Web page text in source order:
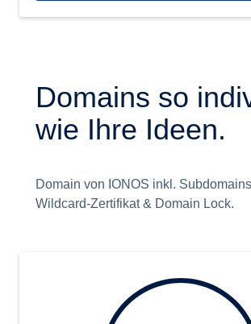
Domains so
wie Ihre Ideen.
Domain von IONOS inkl.
Wildcard-Zertifikat & Domain Lock.